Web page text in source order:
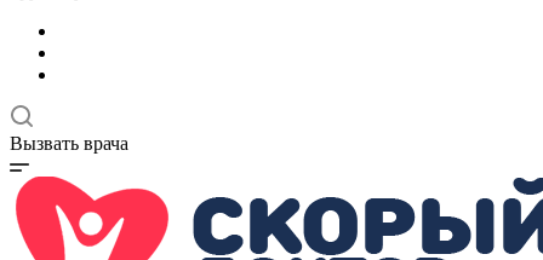
Вызвать врача